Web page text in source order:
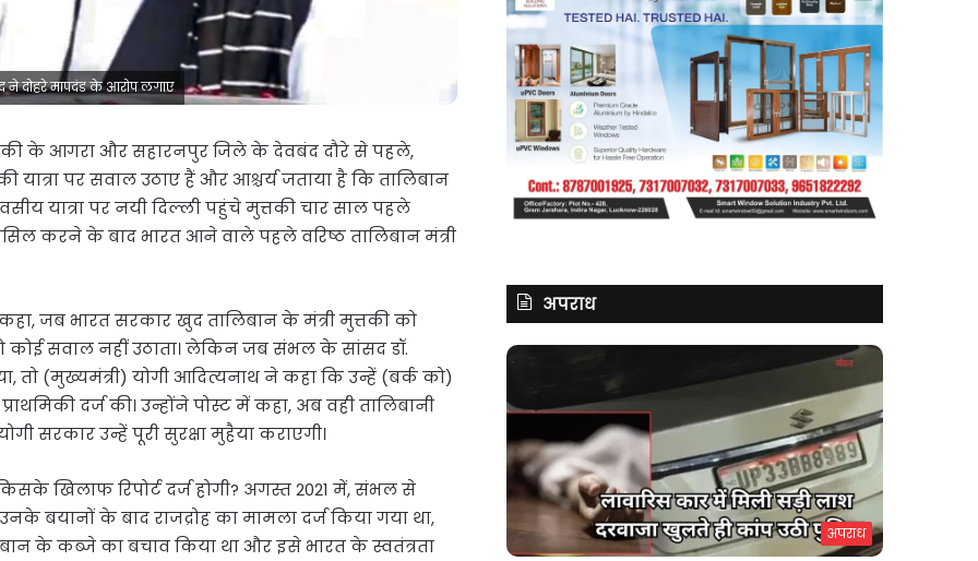
ने दोहरे मापदंड के आरोप लगाए
के आगरा और सहारनपुर जिले के देवबंद दौरे से पहले,
पर सवाल उठाए हैं और आश्चर्य जताया है कि तालिबान
यात्रा पर नयी दिल्ली पहुंचे मुत्तकी चार साल पहले
करने के बाद भारत आने वाले पहले वरिष्ठ तालिबान मंत्री
जब भारत सरकार खुद तालिबान के मंत्री मुत्तकी को
कोई सवाल नहीं उठाता। लेकिन जब संभल के सांसद डॉ.
तो (मुख्यमंत्री) योगी आदित्यनाथ ने कहा कि उन्हें (बर्क को)
दर्ज की। उन्होंने पोस्ट में कहा, अब वही तालिबानी
सरकार उन्हें पूरी सुरक्षा मुहैया कराएगी।
खिलाफ रिपोर्ट दर्ज होगी? अगस्त 2021 में, संभल से
बयानों के बाद राजद्रोह का मामला दर्ज किया गया था,
के कब्जे का बचाव किया था और इसे भारत के स्वतंत्रता
अपराध
अपराध